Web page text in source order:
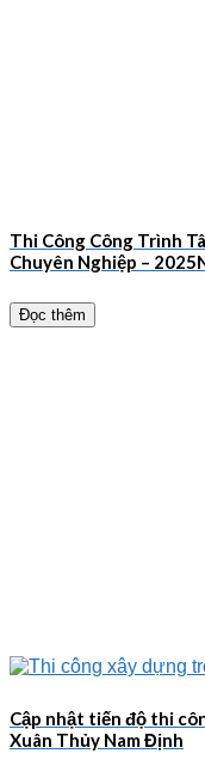
Thi Công Công Trình
Chuyên Nghiệp –
Đọc thêm
Cập nhật tiến độ thi
Xuân Thủy Nam Định